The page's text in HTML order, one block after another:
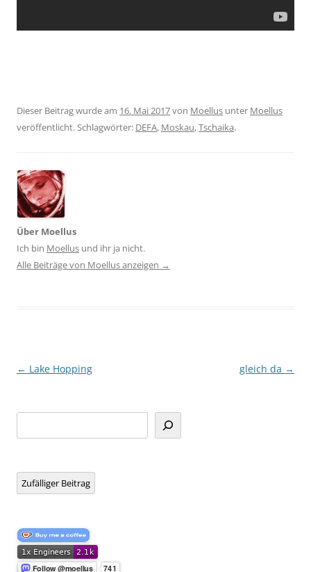
Dieser Beitrag wurde am 16. Mai 2017von Moellus unter Moellus
veröffentlicht. Schlagwörter: DEFA, Moskau,Tschaika.
Über Moellus
Ich bin Moellus und ihr ja nicht.
Alle Beiträge von Moellus anzeigen →
Beitragsnavigation
← Lake Hopping gleich da →
Zufälliger Beitrag